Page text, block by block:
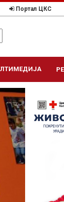
Портал ЦКС